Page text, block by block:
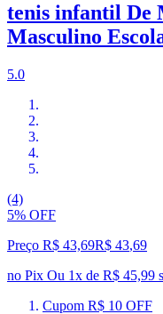
tenis infantil De
Masculino
5.0
(4)
5% OFF
Preço R$ 43,69R$ 43,69
no Pix Ou 1x de R$ 45,99
Cupom R$ 10 OFF